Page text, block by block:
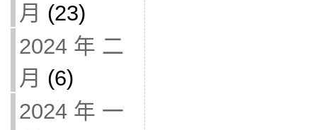
月 (23)
2024 年 二
月 (6)
2024 年 一